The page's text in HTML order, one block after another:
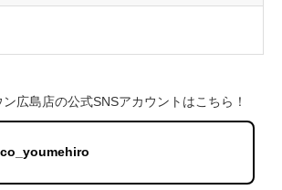
広島店の公式SNSアカウントはこちら！